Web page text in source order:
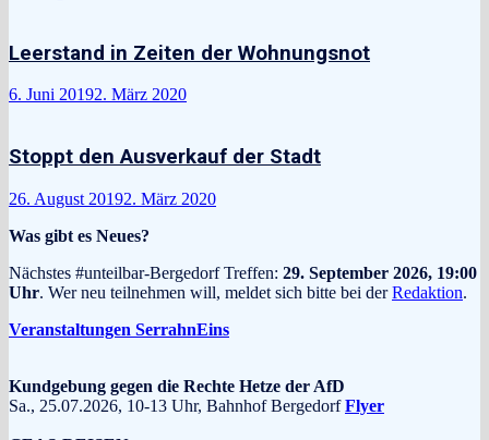
Leerstand in Zeiten der Wohnungsnot
6. Juni 20192. März 2020
Stoppt den Ausverkauf der Stadt
26. August 20192. März 2020
Was gibt es Neues?
Nächstes #unteilbar-Bergedorf Treffen: 29. September 2026, 19:00
Uhr. Wer neu teilnehmen will, meldet sich bitte bei derRedaktion.
Veranstaltungen SerrahnEins
Kundgebung gegen die Rechte Hetze der AfD
Sa., 25.07.2026, 10-13 Uhr, Bahnhof BergedorfFlyer